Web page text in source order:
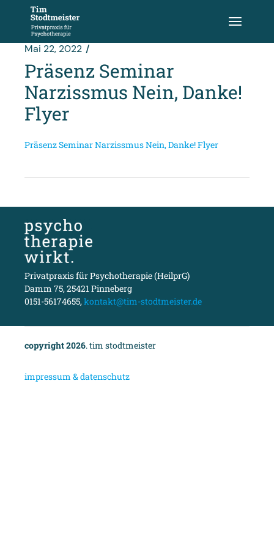
springen
Mai 22, 2022
Präsenz Seminar
Narzissmus Nein, Danke!
Flyer
Präsenz Seminar Narzissmus Nein, Danke! Flyer
Privatpraxis für Psychotherapie (HeilprG)
Damm 75, 25421 Pinneberg
0151-56174655,kontakt@tim-stodtmeister.de
copyright 2026. tim stodtmeister
impressum & datenschutz